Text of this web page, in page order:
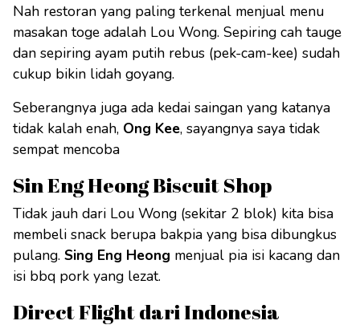
Nah restoran yang paling terkenal menjual menu
masakan toge adalah Lou Wong. Sepiring cah tauge
dan sepiring ayam putih rebus (pek-cam-kee) sudah
cukup bikin lidah goyang.
Seberangnya juga ada kedai saingan yang katanya
tidak kalah enah, Ong Kee, sayangnya saya tidak
sempat mencoba
Sin Eng Heong Biscuit Shop
Tidak jauh dari Lou Wong (sekitar 2 blok) kita bisa
membeli snack berupa bakpia yang bisa dibungkus
pulang. Sing Eng Heong menjual pia isi kacang dan
isi bbq pork yang lezat.
Direct Flight dari Indonesia